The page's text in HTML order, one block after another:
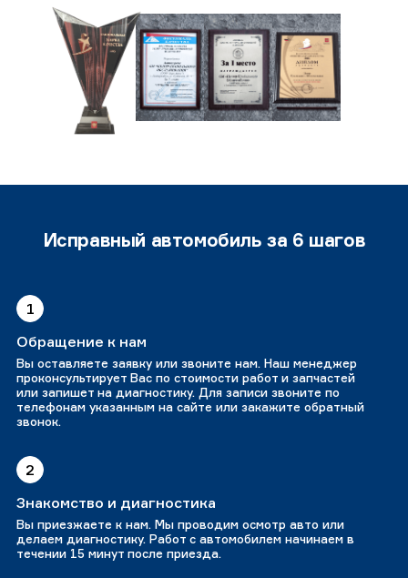
Исправный автомобиль за 6 шагов
1
Обращение к нам
Вы оставляете заявку или звоните нам. Наш менеджер
проконсультирует Вас по стоимости работ и запчастей
или запишет на диагностику. Для записи звоните по
телефонам указанным на сайте или закажите обратный
звонок.
2
Знакомство и диагностика
Вы приезжаете к нам. Мы проводим осмотр авто или
делаем диагностику. Работ с автомобилем начинаем в
течении 15 минут после приезда.